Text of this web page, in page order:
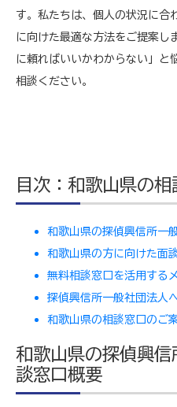
す。私たちは、個人の状況に合
に向けた最適な方法をご提案し
に頼ればいいかわからない」と
相談ください。
目次：和歌山県の
和歌山県の探偵興信所一
和歌山県の方に向けた面
無料相談窓口を活用する
探偵興信所一般社団法人
和歌山県の相談窓口のご
和歌山県の探偵興
談窓口概要